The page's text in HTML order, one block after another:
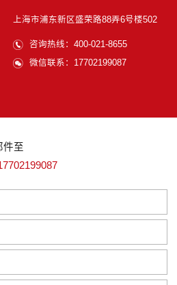
上海市浦东新区盛荣路88弄6号楼502
咨询热线：400-021-8655
微信联系：17702199087
件至